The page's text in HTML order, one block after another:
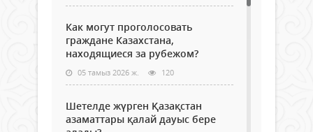
Как могут проголосовать
граждане Казахстана,
находящиеся за рубежом?
05 тамыз 2026 ж. 120
Шетелде жүрген Қазақстан
азаматтары қалай дауыс бере